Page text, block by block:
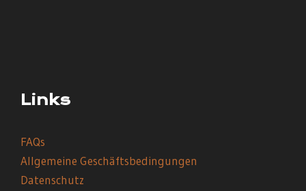
Links
FAQs
Allgemeine Geschäftsbedingungen
Datenschutz